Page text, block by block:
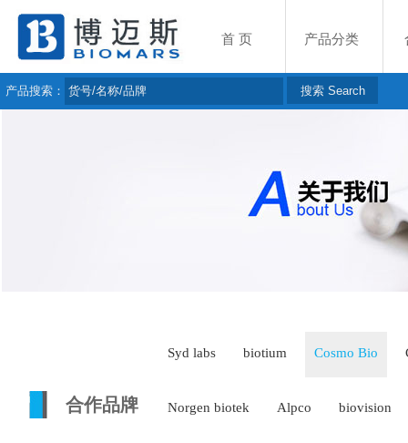
首 页 产品分类
产品搜索：
合作品牌
Syd labs biotium Cosmo Bio
Norgen biotek Alpco biovision